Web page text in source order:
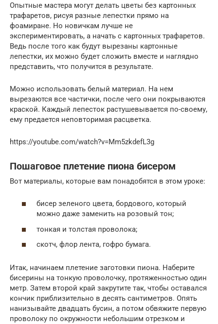
Опытные мастера могут делать цветы без картонных
трафаретов, рисуя разные лепестки прямо на
фоамиране. Но новичкам лучше не
экспериментировать, а начать с картонных трафаретов.
Ведь после того как будут вырезаны картонные
лепестки, их можно будет сложить вместе и наглядно
представить, что получится в результате.
Можно использовать белый материал. На нем
вырезаются все частички, после чего они покрываются
краской. Каждый лепесток растушевывается по-своему,
ему предается неповторимая расцветка.
https://youtube.com/watch?v=Mm5zkdefL3g
Пошаговое плетение пиона бисером
Вот материалы, которые вам понадобятся в этом уроке:
бисер зеленого цвета, бордового, который
можно даже заменить на розовый тон;
тонкая и толстая проволока;
скотч, флор лента, гофро бумага.
Итак, начинаем плетение заготовки пиона. Наберите
бисерины на тонкую проволочку, протяженностью один
метр. Затем второй край закрутите так, чтобы оставался
кончик приблизительно в десять сантиметров. Опять
нанизывайте двадцать бусин, а потом обвяжите первую
проволоку по окружности небольшим отрезком и